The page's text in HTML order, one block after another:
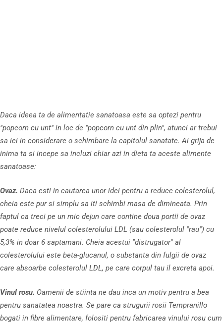
Daca ideea ta de alimentatie sanatoasa este sa optezi pentru
"popcorn cu unt" in loc de "popcorn cu unt din plin", atunci ar trebui
sa iei in considerare o schimbare la capitolul sanatate. Ai grija de
inima ta si incepe sa incluzi chiar azi in dieta ta aceste alimente
sanatoase:
Ovaz. Daca esti in cautarea unor idei pentru a reduce colesterolul,
cheia este pur si simplu sa iti schimbi masa de dimineata. Prin
faptul ca treci pe un mic dejun care contine doua portii de ovaz
poate reduce nivelul colesterolului LDL (sau colesterolul "rau") cu
5,3% in doar 6 saptamani. Cheia acestui "distrugator" al
colesterolului este beta-glucanul, o substanta din fulgii de ovaz
care absoarbe colesterolul LDL, pe care corpul tau il excreta apoi.
Vinul rosu. Oamenii de stiinta ne dau inca un motiv pentru a bea
pentru sanatatea noastra. Se pare ca strugurii rosii Tempranillo
bogati in fibre alimentare, folositi pentru fabricarea vinului rosu cum